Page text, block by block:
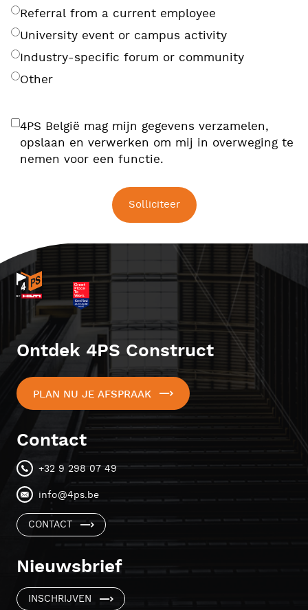
Referral from a current employee
University event or campus activity
Industry-specific forum or community
Other
4PS België mag mijn gegevens verzamelen,
opslaan en verwerken om mij in overweging te
nemen voor een functie.
Ontdek 4PS Construct
PLAN NU JE AFSPRAAK
Contact
+32 9 298 07 49
info@4ps.be
CONTACT
Nieuwsbrief
INSCHRIJVEN